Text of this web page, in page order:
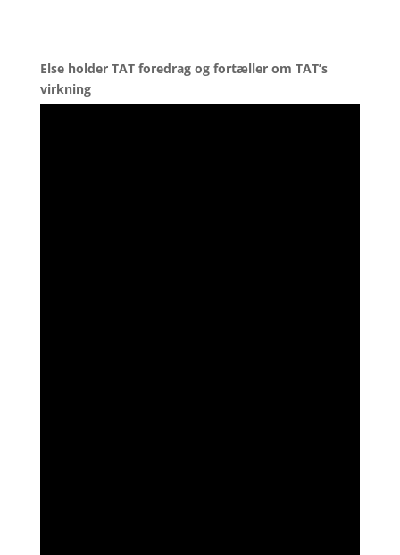
Else holder TAT foredrag og fortæller om TAT’s
virkning